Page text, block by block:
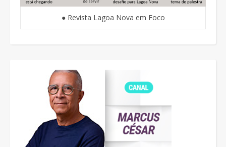
● Revista Lagoa Nova em Foco